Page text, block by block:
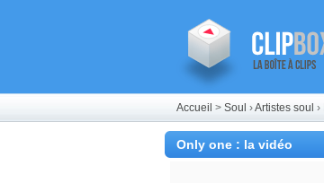
Accueil > Soul ›Artistes soul ›
Only one : la vidéo